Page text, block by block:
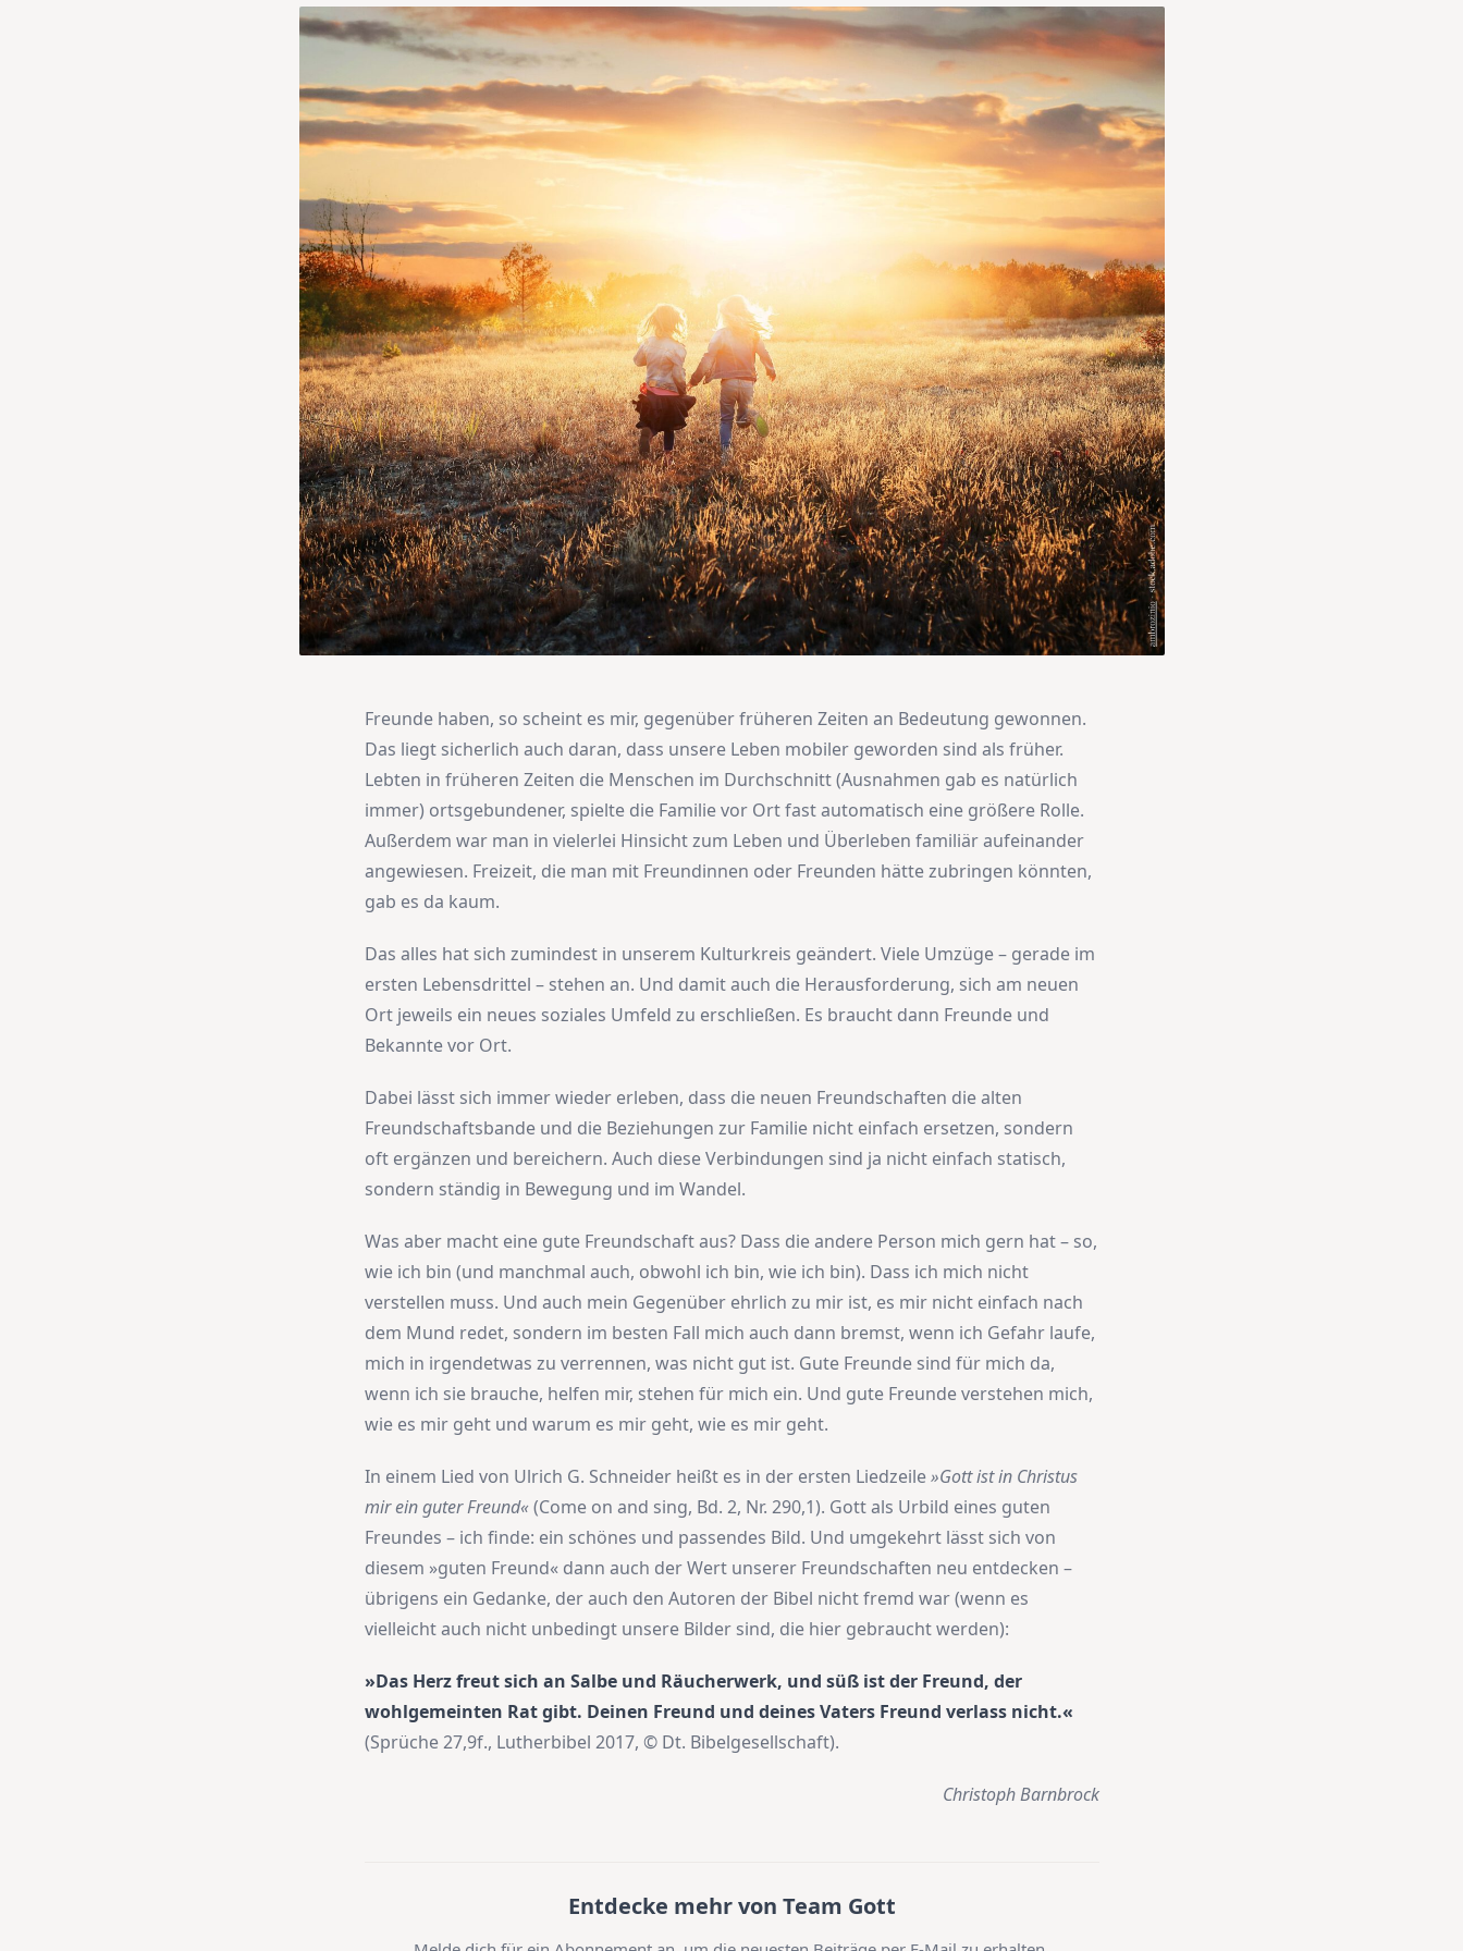
Freunde haben, so scheint es mir, gegenüber früheren Zeiten an Bedeutung gewonnen.
Das liegt sicherlich auch daran, dass unsere Leben mobiler geworden sind als früher.
Lebten in früheren Zeiten die Menschen im Durchschnitt (Ausnahmen gab es natürlich
immer) ortsgebundener, spielte die Familie vor Ort fast automatisch eine größere Rolle.
Außerdem war man in vielerlei Hinsicht zum Leben und Überleben familiär aufeinander
angewiesen. Freizeit, die man mit Freundinnen oder Freunden hätte zubringen könnten,
gab es da kaum.
Das alles hat sich zumindest in unserem Kulturkreis geändert. Viele Umzüge – gerade im
ersten Lebensdrittel – stehen an. Und damit auch die Herausforderung, sich am neuen
Ort jeweils ein neues soziales Umfeld zu erschließen. Es braucht dann Freunde und
Bekannte vor Ort.
Dabei lässt sich immer wieder erleben, dass die neuen Freundschaften die alten
Freundschaftsbande und die Beziehungen zur Familie nicht einfach ersetzen, sondern
oft ergänzen und bereichern. Auch diese Verbindungen sind ja nicht einfach statisch,
sondern ständig in Bewegung und im Wandel.
Was aber macht eine gute Freundschaft aus? Dass die andere Person mich gern hat – so,
wie ich bin (und manchmal auch, obwohl ich bin, wie ich bin). Dass ich mich nicht
verstellen muss. Und auch mein Gegenüber ehrlich zu mir ist, es mir nicht einfach nach
dem Mund redet, sondern im besten Fall mich auch dann bremst, wenn ich Gefahr laufe,
mich in irgendetwas zu verrennen, was nicht gut ist. Gute Freunde sind für mich da,
wenn ich sie brauche, helfen mir, stehen für mich ein. Und gute Freunde verstehen mich,
wie es mir geht und warum es mir geht, wie es mir geht.
In einem Lied von Ulrich G. Schneider heißt es in der ersten Liedzeile»Gott ist in Christus
mir ein guter Freund«(Come on and sing, Bd. 2, Nr. 290,1). Gott als Urbild eines guten
Freundes – ich finde: ein schönes und passendes Bild. Und umgekehrt lässt sich von
diesem »guten Freund« dann auch der Wert unserer Freundschaften neu entdecken –
übrigens ein Gedanke, der auch den Autoren der Bibel nicht fremd war (wenn es
vielleicht auch nicht unbedingt unsere Bilder sind, die hier gebraucht werden):
»Das Herz freut sich an Salbe und Räucherwerk, und süß ist der Freund, der
wohlgemeinten Rat gibt. Deinen Freund und deines Vaters Freund verlass nicht.«
(Sprüche 27,9f., Lutherbibel 2017, © Dt. Bibelgesellschaft).
Christoph Barnbrock
Entdecke mehr von Team Gott